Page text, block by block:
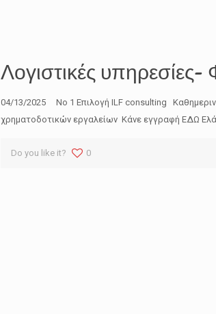
Λογιστικές
04/13/2025 No 1 Επιλογή ILF consulting
χρηματοδοτικών εργαλείων Κάνε εγγραφή ΕΔΩ
Do you like it? 0